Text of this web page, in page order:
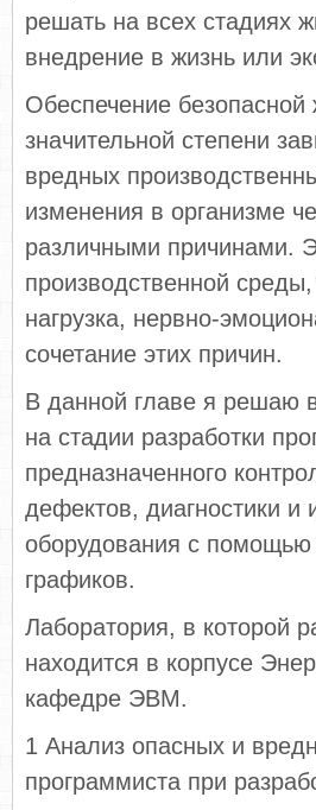
решать на всех стадиях
внедрение в жизнь или
Обеспечение безопасной
значительной степени
вредных
изменения в организме
различными причинами.
производственной
нагрузка, нервно-
сочетание этих причин.
В данной главе я решаю
на стадии разработки
предназначенного
дефектов, диагностики
оборудования с помощью
графиков.
Лаборатория, в которой
находится в корпусе
кафедре ЭВМ.
1 Анализ опасных и
программиста при